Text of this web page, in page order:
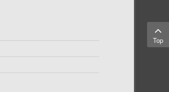
Top